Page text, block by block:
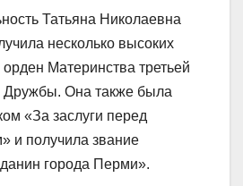
Татьяна Николаевна
несколько высоких
Материнства третьей
Дружбы. Она также была
«За заслуги перед
и получила звание
города Перми».